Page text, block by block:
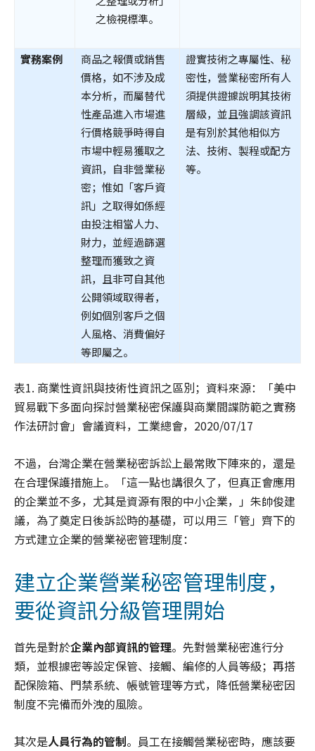
之檢視標準。
實務案例
商品之報價或銷售
價格，如不涉及成
本分析，而屬替代
性產品進入市場進
行價格競爭時得自
市場中輕易獲取之
資訊，自非營業秘
密；惟如「客戶資
訊」之取得如係經
由投注相當人力、
財力，並經過篩選
整理而獲致之資
訊，且非可自其他
公開領域取得者，
例如個別客戶之個
人風格、消費偏好
等即屬之。
證實技術之專屬性、秘
密性，營業秘密所有人
須提供證據說明其技術
層級，並且強調該資訊
是有別於其他相似方
法、技術、製程或配方
等。
表1. 商業性資訊與技術性資訊之區別；資料來源：「美中
貿易戰下多面向探討營業秘密保護與商業間諜防範之實務
作法研討會」會議資料，工業總會，2020/07/17
不過，台灣企業在營業秘密訴訟上最常敗下陣來的，還是
在合理保護措施上。「這一點也講很久了，但真正會應用
的企業並不多，尤其是資源有限的中小企業，」朱帥俊建
議，為了奠定日後訴訟時的基礎，可以用三「管」齊下的
方式建立企業的營業祕密管理制度：
建立企業營業秘密管理制度，
要從資訊分級管理開始
首先是對於企業內部資訊的管理。先對營業秘密進行分
類，並根據密等設定保管、接觸、編修的人員等級；再搭
配保險箱、門禁系統、帳號管理等方式，降低營業秘密因
制度不完備而外洩的風險。
其次是人員行為的管制。員工在接觸營業秘密時，應該要